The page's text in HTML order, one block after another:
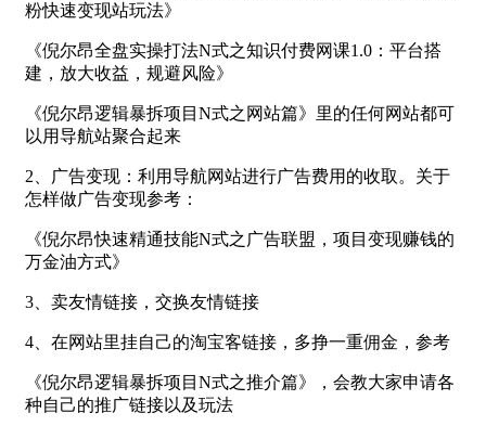
粉快速变现站玩法》
《倪尔昂全盘实操打法N式之知识付费网课1.0：平台搭
建，放大收益，规避风险》
《倪尔昂逻辑暴拆项目N式之网站篇》里的任何网站都可
以用导航站聚合起来
2、广告变现：利用导航网站进行广告费用的收取。关于
怎样做广告变现参考：
《倪尔昂快速精通技能N式之广告联盟，项目变现赚钱的
万金油方式》
3、卖友情链接，交换友情链接
4、在网站里挂自己的淘宝客链接，多挣一重佣金，参考
《倪尔昂逻辑暴拆项目N式之推介篇》，会教大家申请各
种自己的推广链接以及玩法